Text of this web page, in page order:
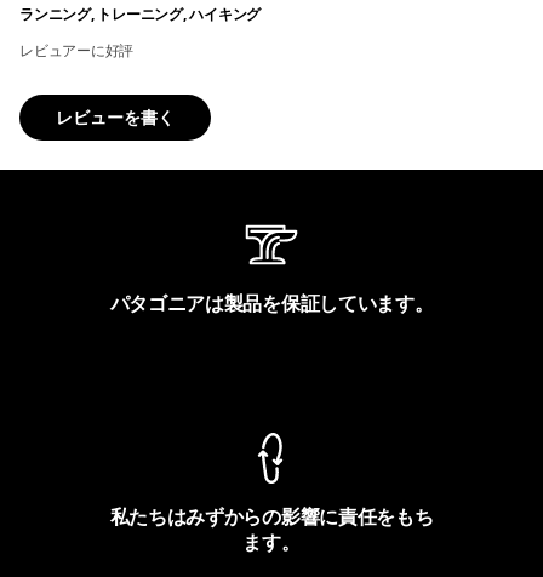
ランニング, トレーニング, ハイキング
レビュアーに好評
レビューを書く
パタゴニアは製品を保証しています。
私たちはみずからの影響に責任をもち
ます。